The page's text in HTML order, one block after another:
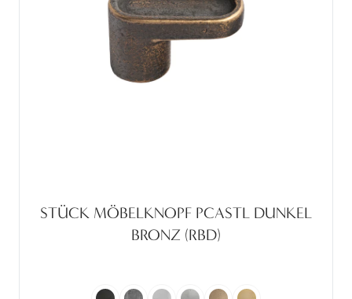
STÜCK MÖBELKNOPF PCASTL DUNKEL
BRONZ (RBD)